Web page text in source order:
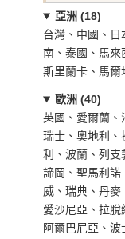
亞洲 (18)
台灣、中國、
南、泰國、馬來
斯里蘭卡、馬爾
歐洲 (40)
英國、愛爾蘭、
瑞士、奧地利、
利、波蘭、列支
諦岡、聖馬利諾
威、瑞典、丹麥
愛沙尼亞、拉脫
阿爾巴尼亞、